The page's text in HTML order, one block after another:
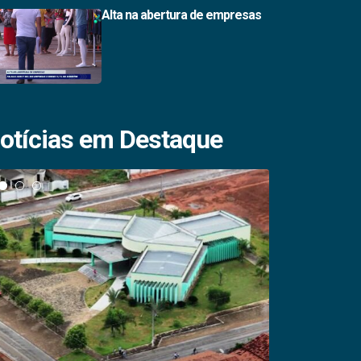
Alta na abertura de empresas
em Destaque